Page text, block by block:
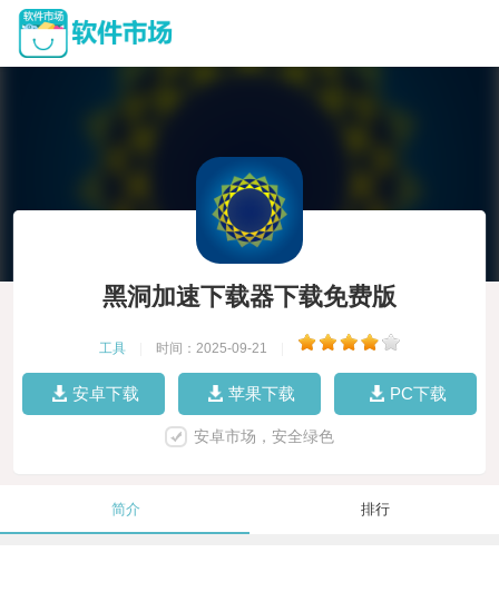
黑洞加速下载器下载免费版
工具 时间：2025-09-21
安卓下载 苹果下载 PC下载
安卓市场，安全绿色
简介 排行